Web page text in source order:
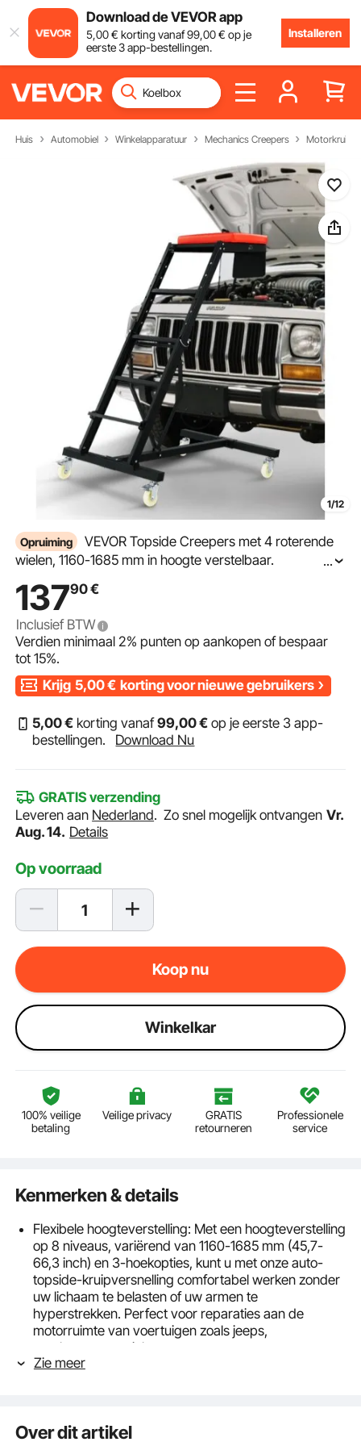
Download de VEVOR app
5,00€ korting vanaf99,00€ op je
eerste 3 app-bestellingen.
Installeren
Huis Automobiel Winkelapparatuur Mechanics Creepers Motorkruiper
1/12
Opruiming
VEVOR Topside Creepers met 4 roterende
wielen, 1160-1685 mm in hoogte verstelbaar.
automatische noodreparaties en vlootonderhoud, zwart
...
13790€
Inclusief BTW
Verdien minimaal2% punten op aankopen of bespaar
tot15%.
Krijg 5,00€ korting voor nieuwe gebruikers
5,00€ korting vanaf99,00€ op je eerste 3 app-
bestellingen.
Download Nu
GRATIS verzending
Leveren aan Nederland.Zo snel mogelijk ontvangen Vr.
Aug. 14. Details
Op voorraad
Koop nu
Winkelkar
100% veilige
betaling
Veilige privacy
GRATIS
retourneren
Professionele
service
Kenmerken & details
Flexibele hoogteverstelling: Met een hoogteverstelling
op 8 niveaus, variërend van 1160-1685 mm (45,7-
66,3 inch) en 3-hoekopties, kunt u met onze auto-
topside-kruipversnelling comfortabel werken zonder
uw lichaam te belasten of uw armen te
hyperstrekken. Perfect voor reparaties aan de
motorruimte van voertuigen zoals jeeps,
vrachtwagens, pick-ups en meer.
LAADVERMOGEN VAN 400 LBS: Gemaakt van
verankering in de voertuigvloer mogelijk. Zeer sterke
Zie meer
Over dit artikel